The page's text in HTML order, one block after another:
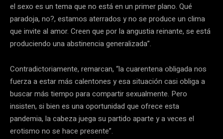
el sexo es un tema que no está en un primer plano. Qué
paradoja, no?, estamos aterrados y no se produce un clima
que invite al amor. Creen que por la angustia reinante, se está
produciendo una abstinencia generalizada”.
Contradictoriamente, remarcan, “la cuarentena obligada nos
fuerza a estar más calentones y esa situación casi obliga a
buscar más tiempo para compartir sexualmente. Pero
insisten, si bien es una oportunidad que ofrece esta
pandemia, la cabeza juega su partido aparte y a veces el
erotismo no se hace presente”.